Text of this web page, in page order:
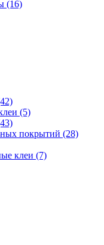
(16)
(5)
покрытий (28)
клеи (7)